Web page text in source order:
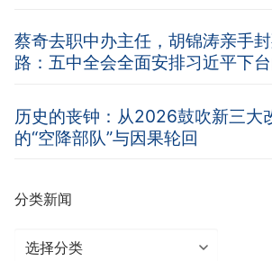
蔡奇去职中办主任，胡锦涛亲手
路：五中全会全面安排习近平下
历史的丧钟：从2026鼓吹新三大
的“空降部队”与因果轮回
分类新闻
分